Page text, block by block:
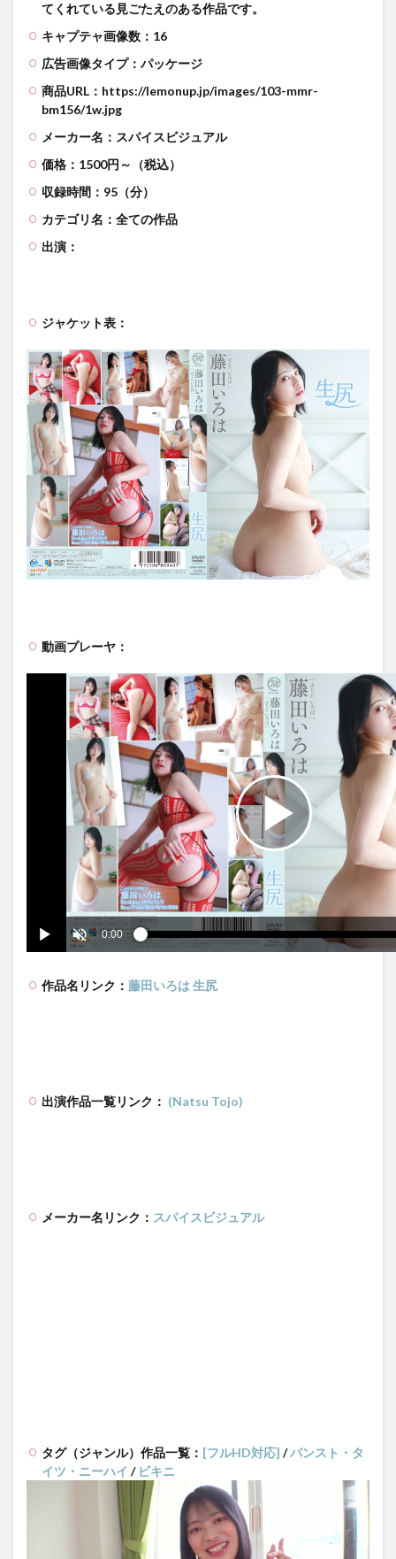
てくれている見ごたえのある作品です。
キャプテャ画像数：16
広告画像タイプ：パッケージ
商品URL：https://lemonup.jp/images/103-mmr-
bm156/1w.jpg
メーカー名：スパイスビジュアル
価格：1500円～（税込）
収録時間：95（分）
カテゴリ名：全ての作品
出演：
ジャケット表：
動画プレーヤ：
作品名リンク： 藤田いろは 生尻
出演作品一覧リンク： (Natsu Tojo)
メーカー名リンク： スパイスビジュアル
タグ（ジャンル）作品一覧： [フルHD対応] /パンスト・タ
イツ・ニーハイ / ビキニ